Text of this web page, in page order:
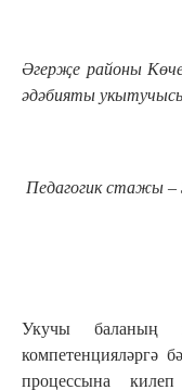
Әгерҗе районы
әдәбияты
Педагогик стажы –
Укучы баланың
компетенцияләргә
процессына